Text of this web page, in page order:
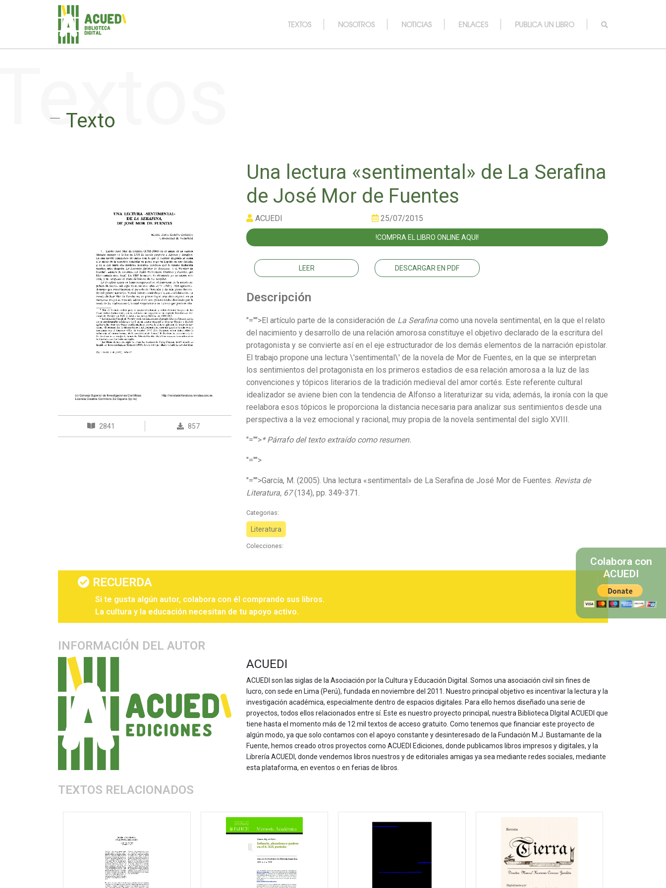
TEXTOS NOSOTROS NOTICIAS ENLACES PUBLICA UN LIBRO
Texto
2841 857
Una lectura «sentimental» de La Serafina
de José Mor de Fuentes
ACUEDI 25/07/2015
!COMPRA EL LIBRO ONLINE AQUI!
LEER DESCARGAR EN PDF
Descripción
"="">El artículo parte de la consideración de La Serafina como una novela sentimental, en la que el relato
del nacimiento y desarrollo de una relación amorosa constituye el objetivo declarado de la escritura del
protagonista y se convierte así en el eje estructurador de los demás elementos de la narración epistolar.
El trabajo propone una lectura \'sentimental\' de la novela de Mor de Fuentes, en la que se interpretan
los sentimientos del protagonista en los primeros estadios de esa relación amorosa a la luz de las
convenciones y tópicos literarios de la tradición medieval del amor cortés. Este referente cultural
idealizador se aviene bien con la tendencia de Alfonso a literaturizar su vida; además, la ironía con la que
reelabora esos tópicos le proporciona la distancia necesaria para analizar sus sentimientos desde una
perspectiva a la vez emocional y racional, muy propia de la novela sentimental del siglo XVIII.
"="">* Párrafo del texto extraído como resumen.
"="">
"="">García, M. (2005). Una lectura «sentimental» de La Serafina de José Mor de Fuentes. Revista de
Literatura, 67(134), pp. 349-371.
Categorias:
Literatura
Colecciones:
RECUERDA
Si te gusta algún autor, colabora con él comprando sus libros.
La cultura y la educación necesitan de tu apoyo activo.
INFORMACIÓN DEL AUTOR
ACUEDI
ACUEDI son las siglas de la Asociación por la Cultura y Educación Digital. Somos una asociación civil sin fines de
lucro, con sede en Lima (Perú), fundada en noviembre del 2011. Nuestro principal objetivo es incentivar la lectura y la
investigación académica, especialmente dentro de espacios digitales. Para ello hemos diseñado una serie de
proyectos, todos ellos relacionados entre sí. Este es nuestro proyecto principal, nuestra Biblioteca DIgital ACUEDI que
tiene hasta el momento más de 12 mil textos de acceso gratuito. Como tenemos que financiar este proyecto de
algún modo, ya que solo contamos con el apoyo constante y desinteresado de la Fundación M.J. Bustamante de la
Fuente, hemos creado otros proyectos como ACUEDI Ediciones, donde publicamos libros impresos y digitales, y la
Librería ACUEDI, donde vendemos libros nuestros y de editoriales amigas ya sea mediante redes sociales, mediante
esta plataforma, en eventos o en ferias de libros.
TEXTOS RELACIONADOS
Colabora con
ACUEDI